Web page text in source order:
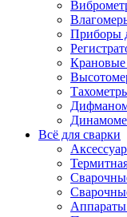
Приборы
Всё для сварки
Аппараты